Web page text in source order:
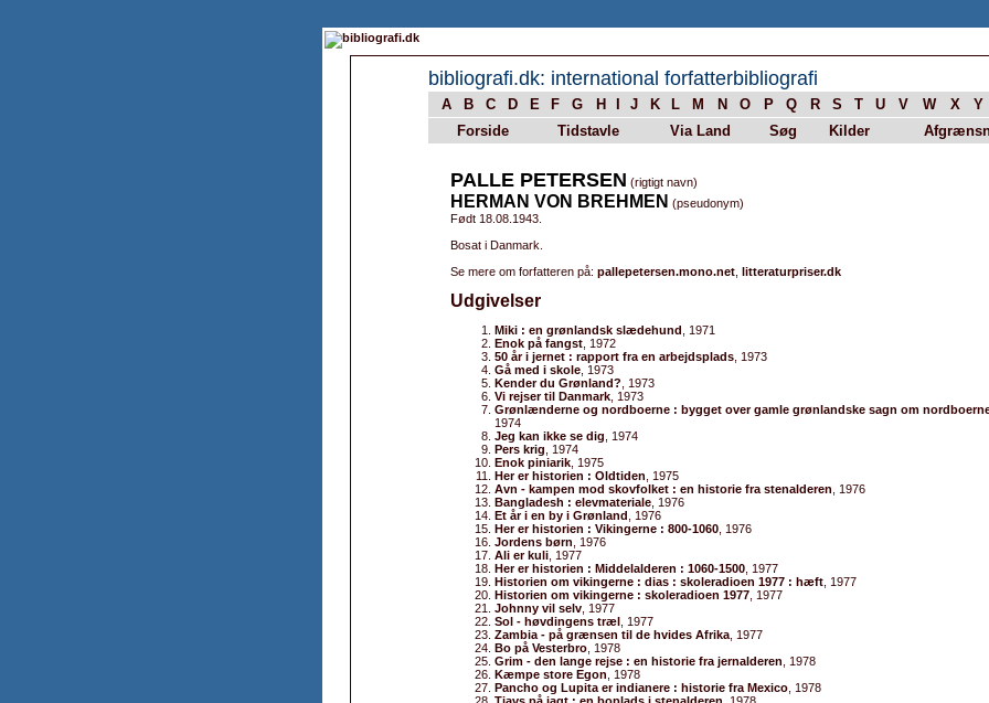
bibliografi.dk: international forfatterbibliografi
A B C D E F G H J K L M N O P Q R S T U V W X Y
Forside
Tidstavle Via Land Søg Kilder
PALLE PETERSEN (rigtigt navn)
HERMAN VON BREHMEN (pseudonym)
Født 18.08.1943.
Bosat i Danmark.
Se mere om forfatteren på: pallepetersen.mono.net litteraturpriser.dk
Udgivelser
Miki : en grønlandsk slædehund , 1971
Enok på fangst , 1972
50 år i jernet : rapport fra en arbejdsplads , 1973
Gå med i skole , 1973
Kender du Grønland? , 1973
Vi rejser til Danmark , 1973
Grønlænderne og nordboerne : bygget over gamle grønlandske sagn om
1974
Jeg kan ikke se dig , 1974
Pers krig , 1974
Enok piniarik , 1975
Her er historien : Oldtiden , 1975
Avn - kampen mod skovfolket : en historie fra stenalderen , 1976
Bangladesh : elevmateriale , 1976
Et år i en by i Grønland , 1976
Her er historien : Vikingerne : 800-1060 , 1976
Jordens børn , 1976
Ali er kuli , 1977
Her er historien : Middelalderen : 1060-1500 , 1977
Historien om vikingerne : dias : skoleradioen 1977 : hæft , 1977
Historien om vikingerne : skoleradioen 1977 , 1977
Johnny vil selv , 1977
Sol - høvdingens træl , 1977
Zambia - på grænsen til de hvides Afrika , 1977
Bo på Vesterbro , 1978
Grim - den lange rejse : en historie fra jernalderen , 1978
Kæmpe store Egon , 1978
Pancho og Lupita er indianere : historie fra Mexico , 1978